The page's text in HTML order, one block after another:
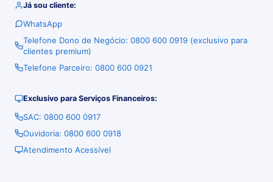
Já sou cliente:
WhatsApp
Telefone Dono de Negócio: 0800 600 0919 (exclusivo para
clientes premium)
Telefone Parceiro: 0800 600 0921
Exclusivo para Serviços Financeiros:
SAC: 0800 600 0917
Ouvidoria: 0800 600 0918
Atendimento Acessível